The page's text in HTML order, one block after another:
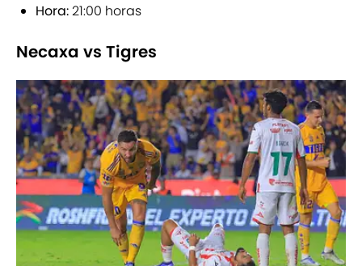
Hora:21:00 horas
Necaxa vs Tigres